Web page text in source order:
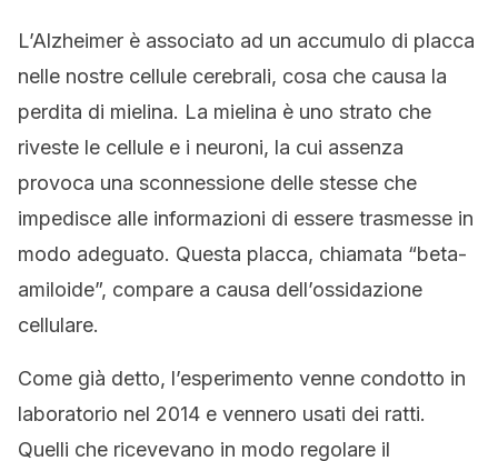
L’Alzheimer è associato ad un accumulo di placca
nelle nostre cellule cerebrali, cosa che causa la
perdita di mielina. La mielina è uno strato che
riveste le cellule e i neuroni, la cui assenza
provoca una sconnessione delle stesse che
impedisce alle informazioni di essere trasmesse in
modo adeguato. Questa placca, chiamata “beta-
amiloide”, compare a causa dell’ossidazione
cellulare.
Come già detto, l’esperimento venne condotto in
laboratorio nel 2014 e vennero usati dei ratti.
Quelli che ricevevano in modo regolare il